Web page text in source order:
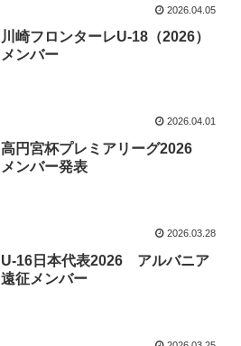
2026.04.05
川崎フロンターレU-18（2026）
メンバー
2026.04.01
高円宮杯プレミアリーグ2026
メンバー発表
2026.03.28
U-16日本代表2026 アルバニア
遠征メンバー